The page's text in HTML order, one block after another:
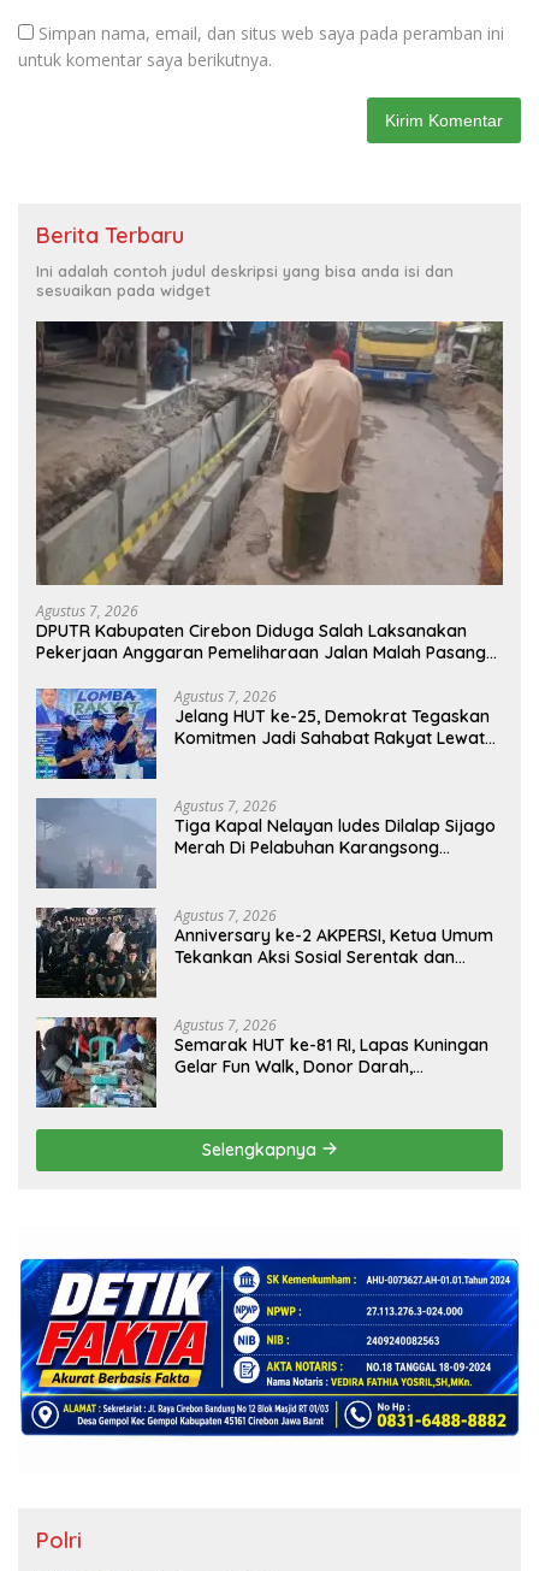
Simpan nama, email, dan situs web saya pada peramban ini
untuk komentar saya berikutnya.
Berita Terbaru
Ini adalah contoh judul deskripsi yang bisa anda isi dan
sesuaikan pada widget
Agustus 7, 2026
DPUTR Kabupaten Cirebon Diduga Salah Laksanakan
Pekerjaan Anggaran Pemeliharaan Jalan Malah Pasang
Agustus 7, 2026
Jelang HUT ke-25, Demokrat Tegaskan
Komitmen Jadi Sahabat Rakyat Lewat
Agustus 7, 2026
Tiga Kapal Nelayan ludes Dilalap Sijago
Merah Di Pelabuhan Karangsong
Agustus 7, 2026
Anniversary ke-2 AKPERSI, Ketua Umum
Tekankan Aksi Sosial Serentak dan
Agustus 7, 2026
Semarak HUT ke-81 RI, Lapas Kuningan
Gelar Fun Walk, Donor Darah,
Selengkapnya
Polri